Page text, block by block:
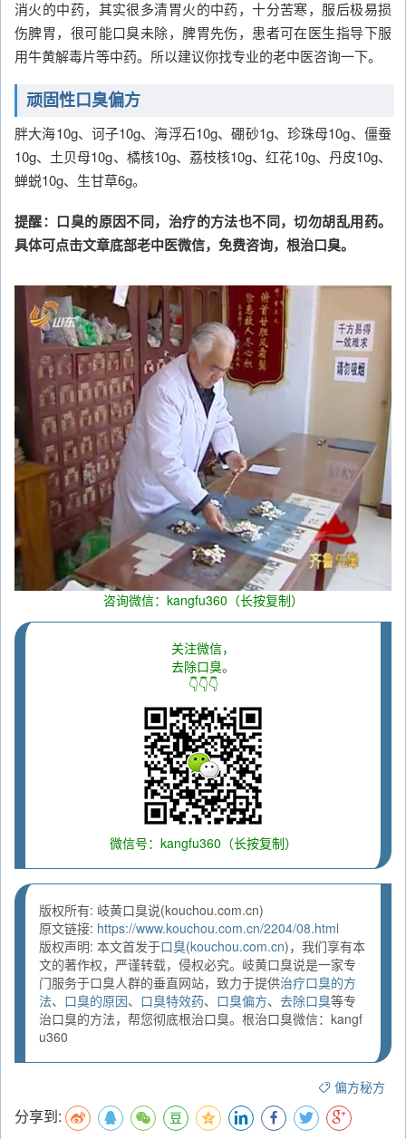
消火的中药，其实很多清胃火的中药，十分苦寒，服后极易损
伤脾胃，很可能口臭未除，脾胃先伤，患者可在医生指导下服
用牛黄解毒片等中药。所以建议你找专业的老中医咨询一下。
顽固性口臭偏方
胖大海10g、诃子10g、海浮石10g、硼砂1g、珍珠母10g、僵蚕
10g、土贝母10g、橘核10g、荔枝核10g、红花10g、丹皮10g、
蝉蜕10g、生甘草6g。
提醒：口臭的原因不同，治疗的方法也不同，切勿胡乱用药。
具体可点击文章底部老中医微信，免费咨询，根治口臭。
咨询微信：kangfu360（长按复制）
关注微信，
去除口臭。
👇👇👇
微信号：kangfu360（长按复制）
版权所有: 岐黄口臭说(kouchou.com.cn)
原文链接: https://www.kouchou.com.cn/2204/08.html
版权声明: 本文首发于口臭(kouchou.com.cn)，我们享有本
文的著作权，严谨转载，侵权必究。岐黄口臭说是一家专
门服务于口臭人群的垂直网站，致力于提供治疗口臭的方
法、 口臭的原因、 口臭特效药、 口臭偏方、 去除口臭等专
治口臭的方法，帮您彻底根治口臭。根治口臭微信：kangf
u360
偏方秘方
分享到: